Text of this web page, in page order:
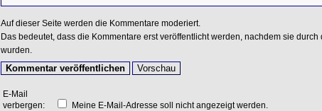
Auf dieser Seite werden die Kommentare moderiert.
Das bedeutet, dass die Kommentare erst veröffentlicht werden, nachdem sie
wurden.
E-Mail
verbergen:
Meine E-Mail-Adresse soll nicht angezeigt werden.